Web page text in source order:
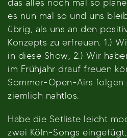
das alles noch mal so
es nun mal so und uns
übrig, als uns an den
Konzepts zu erfreuen. 1.)
in diese Show, 2.) Wir
im Frühjahr drauf freuen
Sommer-Open-Airs folgen
ziemlich nahtlos.
Habe die Setliste leicht
zwei Köln-Songs